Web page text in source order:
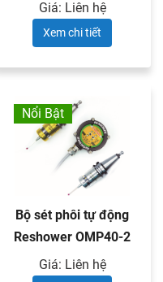
Giá: Liên hệ
Xem chi tiết
Nổi Bật
Bộ sét phôi tự động
Reshower OMP40-2
và đầu ...
Giá: Liên hệ